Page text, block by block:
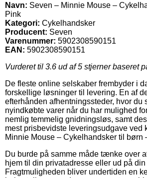
Navn: Seven – Minnie Mouse –
Pink
Kategori: Cykelhandsker
Producent: Seven
Varenummer: 5902308590151
EAN: 5902308590151
Vurderet til 3.6 ud af 5 stjerner baseret
De fleste online selskaber frembyder i
forskellige løsninger til levering. En af
efterhånden afhentningssteder, hvor du
nyindkøbte varer når du har mulighed
nemlig temmelig gnidningsløs, samt
mest prisbevidste leveringsudgave ved
Minnie Mouse – Cykelhandsker til børn
Du burde på samme måde tænke over
hjem til din privatadresse eller ud på
Fragtmuligheden bliver undertiden en